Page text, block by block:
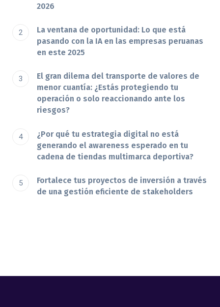
2026
La ventana de oportunidad: Lo que está
pasando con la IA en las empresas peruanas
en este 2025
El gran dilema del transporte de valores de
menor cuantía: ¿Estás protegiendo tu
operación o solo reaccionando ante los
riesgos?
¿Por qué tu estrategia digital no está
generando el awareness esperado en tu
cadena de tiendas multimarca deportiva?
Fortalece tus proyectos de inversión a través
de una gestión eficiente de stakeholders